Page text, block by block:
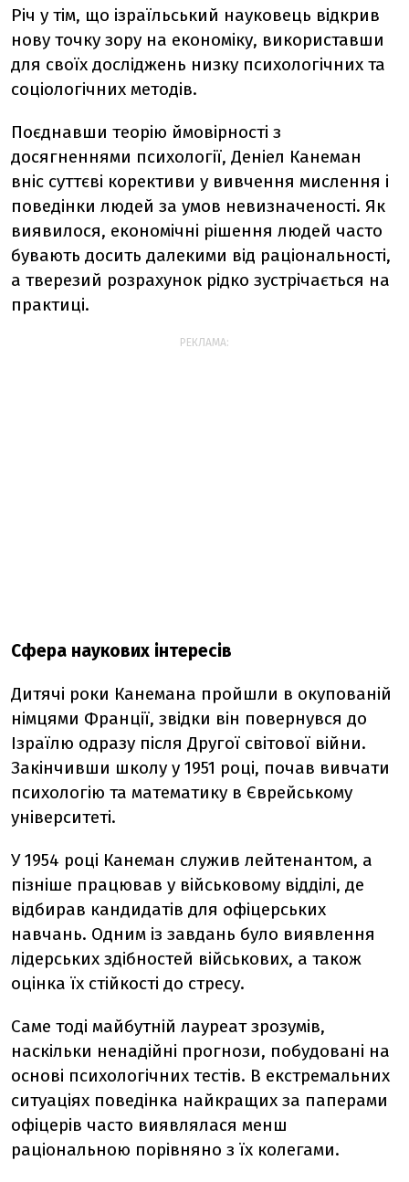
Річ у тім, що ізраїльський науковець відкрив
нову точку зору на економіку, використавши
для своїх досліджень низку психологічних та
соціологічних методів.
Поєднавши теорію ймовірності з
досягненнями психології, Деніел Канеман
вніс суттєві корективи у вивчення мислення і
поведінки людей за умов невизначеності. Як
виявилося, економічні рішення людей часто
бувають досить далекими від раціональності,
а тверезий розрахунок рідко зустрічається на
практиці.
РЕКЛАМА:
Сфера наукових інтересів
Дитячі роки Канемана пройшли в окупованій
німцями Франції, звідки він повернувся до
Ізраїлю одразу після Другої світової війни.
Закінчивши школу у 1951 році, почав вивчати
психологію та математику в Єврейському
університеті.
У 1954 році Канеман служив лейтенантом, а
пізніше працював у військовому відділі, де
відбирав кандидатів для офіцерських
навчань. Одним із завдань було виявлення
лідерських здібностей військових, а також
оцінка їх стійкості до стресу.
Саме тоді майбутній лауреат зрозумів,
наскільки ненадійні прогнози, побудовані на
основі психологічних тестів. В екстремальних
ситуаціях поведінка найкращих за паперами
офіцерів часто виявлялася менш
раціональною порівняно з їх колегами.